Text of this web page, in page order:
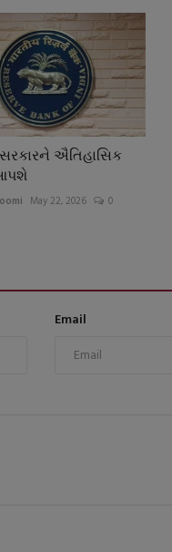
ઐતિહાસિક
May 22, 2026 0
Email